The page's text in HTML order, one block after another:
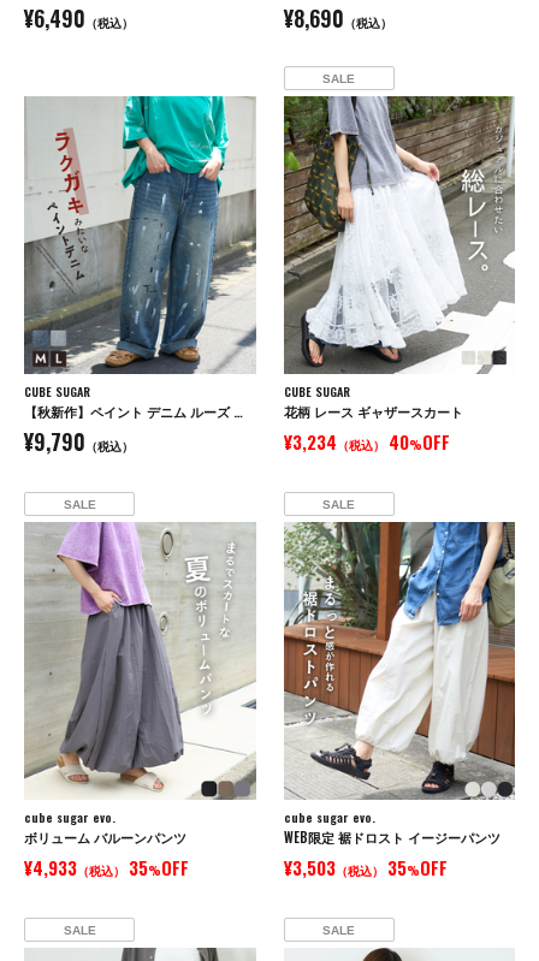
¥6,490 （税込） ¥8,690 （税込）
CUBE SUGAR
【秋新作】ペイント デニム ルーズ ストレート パンツ
¥9,790 （税込）
SALE
CUBE SUGAR
花柄 レース ギャザースカート
¥3,234 （税込） 40%OFF
SALE
cube sugar evo.
ボリューム バルーンパンツ
¥4,933 （税込） 35%OFF
SALE
cube sugar evo.
WEB限定 裾ドロスト イージーパンツ
¥3,503（税込） 35%OFF
SALE SALE